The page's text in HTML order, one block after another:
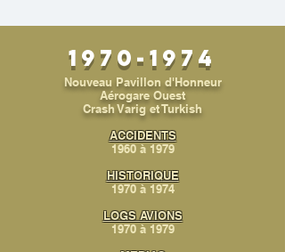
1970-1974
Nouveau Pavillon d'Honneur
Aérogare Ouest
Crash Varig et Turkish
ACCIDENTS
1960 à 1979
HISTORIQUE
1970 à 1974
LOGS AVIONS
1970 à 1979